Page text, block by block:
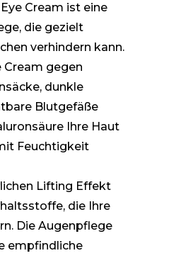
Cream ist eine
die gezielt
verhindern kann.
Cream gegen
dunkle
Blutgefäße
Ihre Haut
Feuchtigkeit
Lifting Effekt
die Ihre
Die Augenpflege
empfindliche